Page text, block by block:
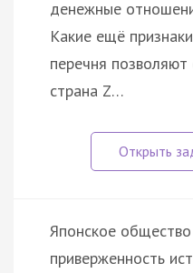
денежные
Какие ещё
перечня
страна Z…
Японское
приверженность